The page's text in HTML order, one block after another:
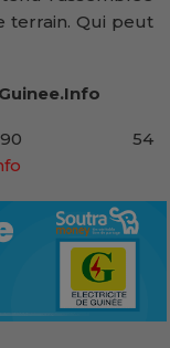
terrain. Qui peut
54